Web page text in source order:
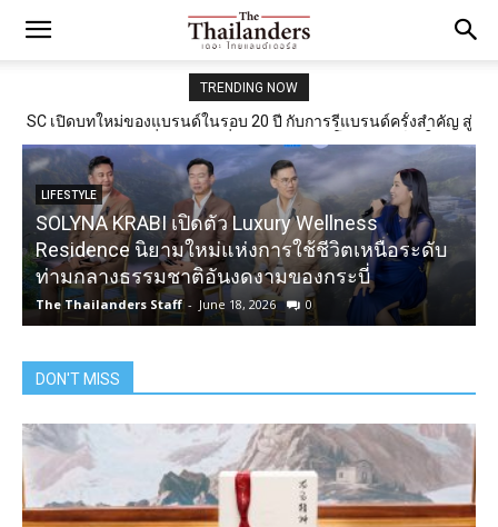
TRENDING NOW
SC เปิดบทใหม่ของแบรนด์ในรอบ 20 ปี กับการรีแบรนด์ครั้งสำคัญ สู่
LIFESTYLE
SOLYNA KRABI เปิดตัว Luxury Wellness
Residence นิยามใหม่แห่งการใช้ชีวิตเหนือระดับ
ท่ามกลางธรรมชาติอันงดงามของกระบี่
The Thailanders Staff - June 18, 2026 0
DON'T MISS